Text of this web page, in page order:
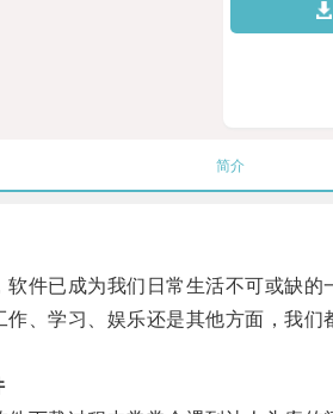
简介
已成为我们日常生活不可或缺的
学习、娱乐还是其他方面，我们